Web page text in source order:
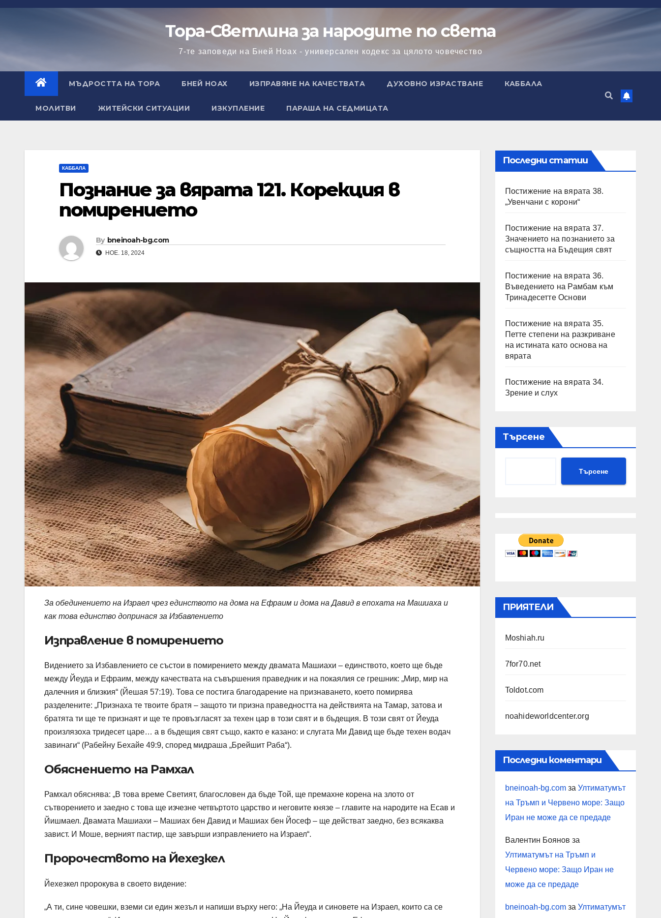
Skip
Тора-Светлина за народите по света
7-те заповеди на Бней Ноах - универсален кодекс за цялото човечество
МЪДРОСТТА НА ТОРА БНЕЙ НОАХ ИЗПРАВЯНЕ НА КАЧЕСТВАТА ДУХОВНО ИЗРАСТВАНЕ КАББАЛА
МОЛИТВИ ЖИТЕЙСКИ СИТУАЦИИ ИЗКУПЛЕНИЕ ПАРАША НА СЕДМИЦАТА
КАББАЛА
Познание за вярата 121. Корекция в
помирението
By bneinoah-bg.com
НОЕ. 18, 2024
За обединението на Израел чрез единството на дома на Ефраим и дома на Давид в епохата на Машиаха и
как това единство допринася за Избавлението
Изправление в помирението
Видението за Избавлението се състои в помирението между двамата Машиахи – единството, което ще бъде
между Йеуда и Ефраим, между качествата на съвършения праведник и на покаялия се грешник: „Мир, мир на
далечния и близкия“ (Йешая 57:19). Това се постига благодарение на признаването, което помирява
разделените: „Признаха те твоите братя – защото ти призна праведността на действията на Тамар, затова и
братята ти ще те признаят и ще те провъзгласят за техен цар в този свят и в бъдещия. В този свят от Йеуда
произлязоха тридесет царе… а в бъдещия свят също, както е казано: и слугата Ми Давид ще бъде техен водач
завинаги“ (Рабейну Бехайе 49:9, според мидраша „Брейшит Раба“).
Обяснението на Рамхал
Рамхал обяснява: „В това време Светият, благословен да бъде Той, ще премахне корена на злото от
сътворението и заедно с това ще изчезне четвъртото царство и неговите князе – главите на народите на Есав и
Йишмаел. Двамата Машиахи – Машиах бен Давид и Машиах бен Йосеф – ще действат заедно, без всякаква
завист. И Моше, верният пастир, ще завърши изправлението на Израел“.
Пророчеството на Йехезкeл
Йехезкел пророкува в своето видение:
„А ти, сине човешки, вземи си един жезъл и напиши върху него: „На Йеуда и синовете на Израел, които са се
Последни статии
Постижение на вярата 38.
„Увенчани с корони“
Постижение на вярата 37.
Значението на познанието за
същността на Бъдещия свят
Постижение на вярата 36.
Въведението на Рамбам към
Тринадесетте Основи
Постижение на вярата 35.
Петте степени на разкриване
на истината като основа на
вярата
Постижение на вярата 34.
Зрение и слух
Търсене
Търсене
ПРИЯТЕЛИ
Moshiah.ru
7for70.net
Toldot.com
noahideworldcenter.org
Последни коментари
bneinoah-bg.comза Ултиматумът
на Тръмп и Червено море: Защо
Иран не може да се предаде
Валентин Боянов за
Ултиматумът на Тръмп и
Червено море: Защо Иран не
може да се предаде
bneinoah-bg.comза Ултиматумът